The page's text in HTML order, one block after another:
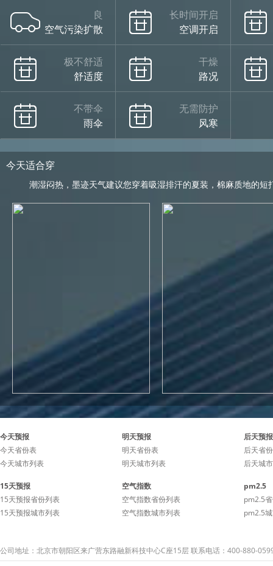
良
空气污染扩散
长时间开启
空调开启
极不舒适
舒适度
干燥
路况
不带伞
雨伞
无需防护
风寒
今天适合穿
潮湿闷热，墨迹天气建议您穿着吸湿排汗的夏装，棉麻质地的短
今天预报
今天省份表
今天城市列表
明天预报
明天省份表
明天城市列表
后天预报
后天省
后天城
15天预报
15天预报省份列表
15天预报城市列表
空气指数
空气指数省份列表
空气指数城市列表
pm2.5
pm2.5
pm2.5
公司地址：北京市朝阳区来广营东路融新科技中心C座15层 联系电话：400-880-